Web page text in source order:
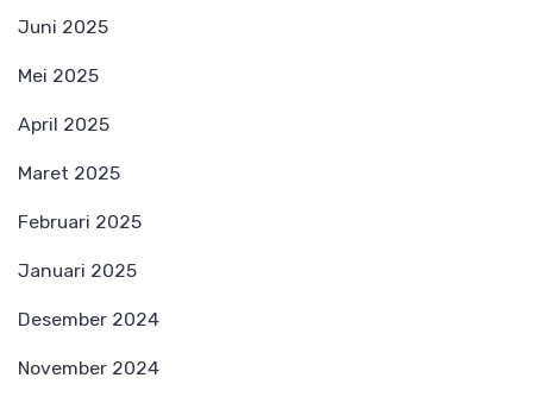
Juni 2025
Mei 2025
April 2025
Maret 2025
Februari 2025
Januari 2025
Desember 2024
November 2024